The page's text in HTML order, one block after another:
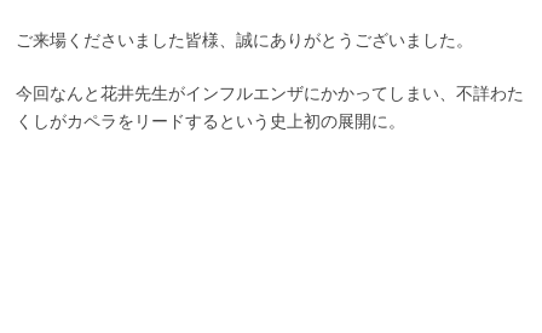
ご来場くださいました皆様、誠にありがとうございました。
今回なんと花井先生がインフルエンザにかかってしまい、不詳わた
くしがカペラをリードするという史上初の展開に。